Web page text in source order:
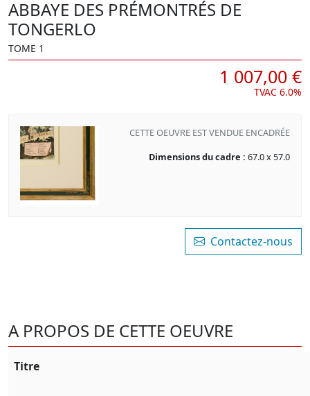
ABBAYE DES PRÉMONTRÉS DE
TONGERLO
TOME 1
1 007,00 €
TVAC 6.0%
CETTE OEUVRE EST VENDUE ENCADRÉE
Dimensions du cadre : 67.0 x 57.0
Contactez-nous
A PROPOS DE CETTE OEUVRE
Titre